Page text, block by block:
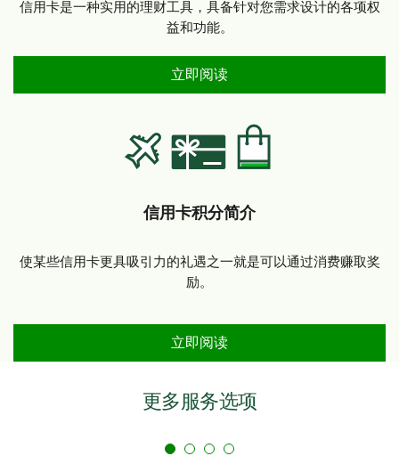
信用卡是一种实用的理财工具，具备针对您需求设计的各项权
益和功能。
信用卡基本知识
立即阅读
信用卡积分简介
使某些信用卡更具吸引力的礼遇之一就是可以通过消费赚取奖
励。
信用卡积分简介
立即阅读
更多服务选项